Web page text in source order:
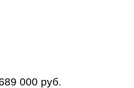
000 руб.